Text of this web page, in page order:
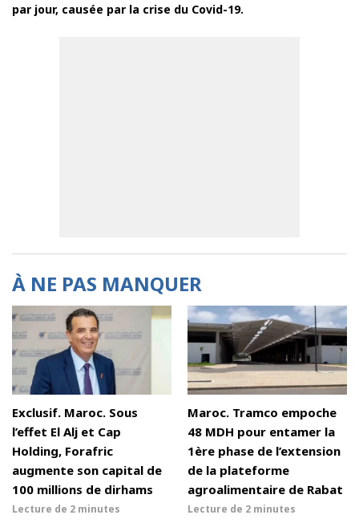
par jour, causée par la crise du Covid-19.
À NE PAS MANQUER
Exclusif. Maroc. Sous
l’effet El Alj et Cap
Holding, Forafric
augmente son capital de
100 millions de dirhams
Lecture de 2 minutes
Maroc. Tramco empoche
48 MDH pour entamer la
1ère phase de l’extension
de la plateforme
agroalimentaire de Rabat
Lecture de 2 minutes